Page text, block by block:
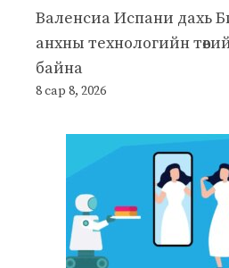
Валенсиа Испани дахь
анхны технологийн
байна
8 сар 8, 2026